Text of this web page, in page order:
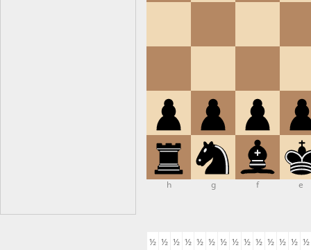
e
f
g
h
½ ½ ½ ½ ½ ½ ½ ½ ½ ½ ½ ½ ½ ½